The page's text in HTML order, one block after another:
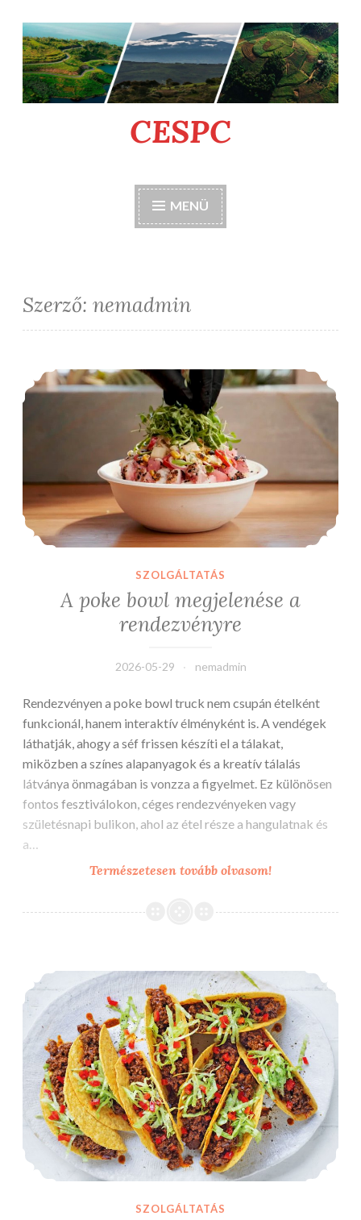
Tartalomhoz
CESPC
MENÜ
Szerző: nemadmin
A poke bowl megjelenése a rendezvényre
SZOLGÁLTATÁS
A poke bowl megjelenése a
rendezvényre
2026-05-29 nemadmin
Rendezvényen a poke bowl truck nem csupán ételként
funkcionál, hanem interaktív élményként is. A vendégek
láthatják, ahogy a séf frissen készíti el a tálakat,
miközben a színes alapanyagok és a kreatív tálalás
látványa önmagában is vonzza a figyelmet. Ez különösen
fontos fesztiválokon, céges rendezvényeken vagy
születésnapi bulikon, ahol az étel része a hangulatnak és
a…
Természetesen tovább olvasom!A
bowl
rendezvényre
A vegàn food truckban is van fantázia
SZOLGÁLTATÁS